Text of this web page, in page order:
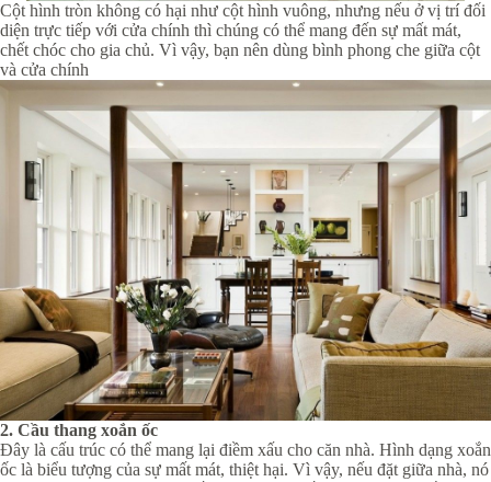
Cột hình tròn không có hại như cột hình vuông, nhưng nếu ở vị trí đối
diện trực tiếp với cửa chính thì chúng có thể mang đến sự mất mát,
chết chóc cho gia chủ. Vì vậy, bạn nên dùng bình phong che giữa cột
và cửa chính
2. Cầu thang xoắn ốc
Đây là cấu trúc có thể mang lại điềm xấu cho căn nhà. Hình dạng xoắn
ốc là biểu tượng của sự mất mát, thiệt hại. Vì vậy, nếu đặt giữa nhà, nó